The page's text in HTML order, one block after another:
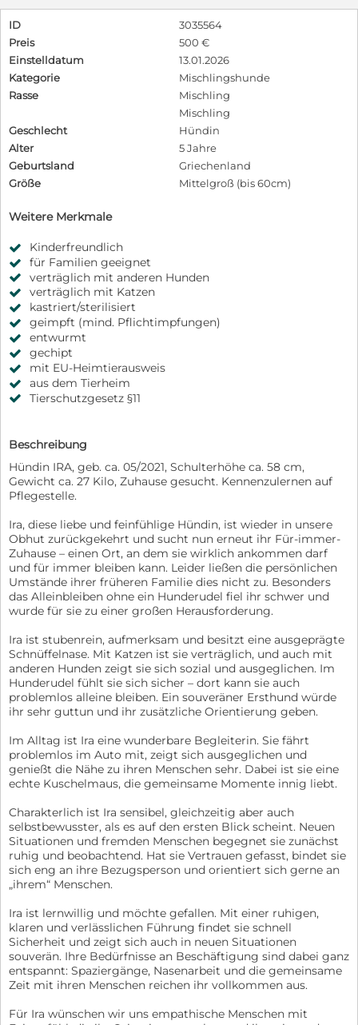
ID
3035564
Preis
500 €
Einstelldatum
13.01.2026
Kategorie
Mischlingshunde
Rasse
Mischling
Mischling
Geschlecht
Hündin
Alter
5 Jahre
Geburtsland
Griechenland
Größe
Mittelgroß (bis 60cm)
Weitere Merkmale
Kinderfreundlich
für Familien geeignet
verträglich mit anderen Hunden
verträglich mit Katzen
kastriert/sterilisiert
geimpft (mind. Pflichtimpfungen)
entwurmt
gechipt
mit EU-Heimtierausweis
aus dem Tierheim
Tierschutzgesetz §11
Beschreibung
Hündin IRA, geb. ca. 05/2021, Schulterhöhe ca. 58 cm,
Gewicht ca. 27 Kilo, Zuhause gesucht. Kennenzulernen auf
Pflegestelle.
Ira, diese liebe und feinfühlige Hündin, ist wieder in unsere
Obhut zurückgekehrt und sucht nun erneut ihr Für-immer-
Zuhause – einen Ort, an dem sie wirklich ankommen darf
und für immer bleiben kann. Leider ließen die persönlichen
Umstände ihrer früheren Familie dies nicht zu. Besonders
das Alleinbleiben ohne ein Hunderudel fiel ihr schwer und
wurde für sie zu einer großen Herausforderung.
Ira ist stubenrein, aufmerksam und besitzt eine ausgeprägte
Schnüffelnase. Mit Katzen ist sie verträglich, und auch mit
anderen Hunden zeigt sie sich sozial und ausgeglichen. Im
Hunderudel fühlt sie sich sicher – dort kann sie auch
problemlos alleine bleiben. Ein souveräner Ersthund würde
ihr sehr guttun und ihr zusätzliche Orientierung geben.
Im Alltag ist Ira eine wunderbare Begleiterin. Sie fährt
problemlos im Auto mit, zeigt sich ausgeglichen und
genießt die Nähe zu ihren Menschen sehr. Dabei ist sie eine
echte Kuschelmaus, die gemeinsame Momente innig liebt.
Charakterlich ist Ira sensibel, gleichzeitig aber auch
selbstbewusster, als es auf den ersten Blick scheint. Neuen
Situationen und fremden Menschen begegnet sie zunächst
ruhig und beobachtend. Hat sie Vertrauen gefasst, bindet sie
sich eng an ihre Bezugsperson und orientiert sich gerne an
„ihrem“ Menschen.
Ira ist lernwillig und möchte gefallen. Mit einer ruhigen,
klaren und verlässlichen Führung findet sie schnell
Sicherheit und zeigt sich auch in neuen Situationen
souverän. Ihre Bedürfnisse an Beschäftigung sind dabei ganz
entspannt: Spaziergänge, Nasenarbeit und die gemeinsame
Zeit mit ihren Menschen reichen ihr vollkommen aus.
Für Ira wünschen wir uns empathische Menschen mit